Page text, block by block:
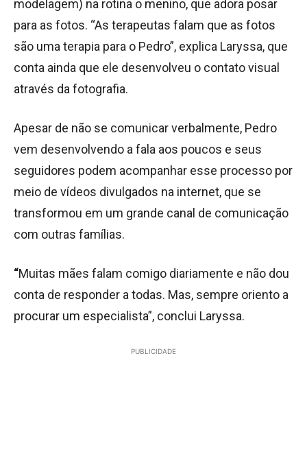
modelagem) na rotina o menino, que adora posar
para as fotos. “As terapeutas falam que as fotos
são uma terapia para o Pedro”, explica Laryssa, que
conta ainda que ele desenvolveu o contato visual
através da fotografia.
Apesar de não se comunicar verbalmente, Pedro
vem desenvolvendo a fala aos poucos e seus
seguidores podem acompanhar esse processo por
meio de vídeos divulgados na internet, que se
transformou em um grande canal de comunicação
com outras famílias.
“Muitas mães falam comigo diariamente e não dou
conta de responder a todas. Mas, sempre oriento a
procurar um especialista”, conclui Laryssa.
PUBLICIDADE